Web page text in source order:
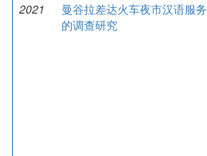
2021
曼谷拉差达火车夜市汉语服务
的调查研究